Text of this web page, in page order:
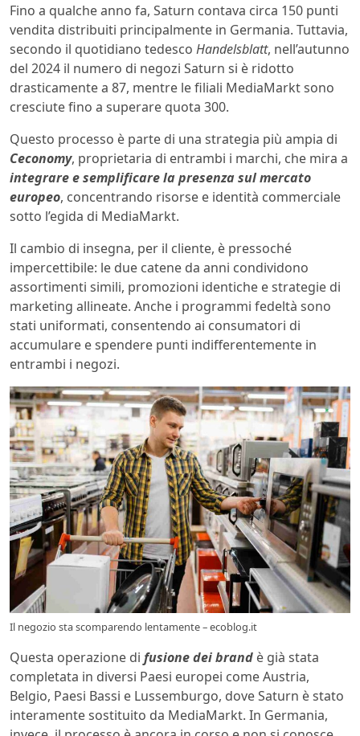
Fino a qualche anno fa, Saturn contava circa 150 punti
vendita distribuiti principalmente in Germania. Tuttavia,
secondo il quotidiano tedesco Handelsblatt, nell’autunno
del 2024 il numero di negozi Saturn si è ridotto
drasticamente a 87, mentre le filiali MediaMarkt sono
cresciute fino a superare quota 300.
Questo processo è parte di una strategia più ampia di
Ceconomy, proprietaria di entrambi i marchi, che mira a
integrare e semplificare la presenza sul mercato
europeo, concentrando risorse e identità commerciale
sotto l’egida di MediaMarkt.
Il cambio di insegna, per il cliente, è pressoché
impercettibile: le due catene da anni condividono
assortimenti simili, promozioni identiche e strategie di
marketing allineate. Anche i programmi fedeltà sono
stati uniformati, consentendo ai consumatori di
accumulare e spendere punti indifferentemente in
entrambi i negozi.
Il negozio sta scomparendo lentamente – ecoblog.it
Questa operazione di fusione dei brand è già stata
completata in diversi Paesi europei come Austria,
Belgio, Paesi Bassi e Lussemburgo, dove Saturn è stato
interamente sostituito da MediaMarkt. In Germania,